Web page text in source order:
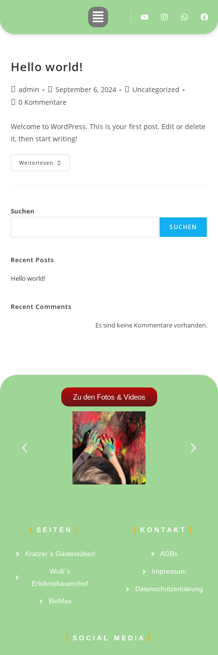
Hello world!
admin September 6, 2024
Uncategorized
0 Kommentare
Welcome to WordPress. This is your first post. Edit or delete
it, then start writing!
Weiterlesen
Suchen
SUCHEN
Recent Posts
Hello world!
Recent Comments
Es sind keine Kommentare vorhanden.
Zu den Fotos & Videos
SEITEN
Kratzer´s Gästestüberl
Wolli´s
Erlebnisbauernhof
BioMax
KONTAKT
AGBs
Impressum
Datenschutzerklärung
SOCIAL MEDIA